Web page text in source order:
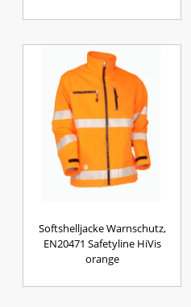
Softshelljacke Warnschutz,
EN20471 Safetyline HiVis
orange